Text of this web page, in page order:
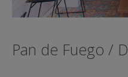
Pan de Fuego /